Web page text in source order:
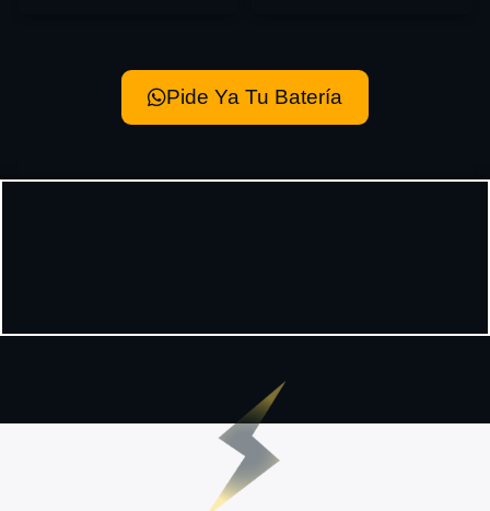
Pide Ya Tu Batería